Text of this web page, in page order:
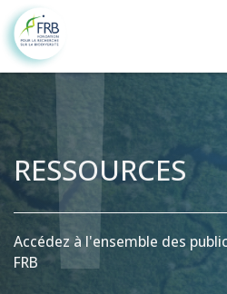
RESSOURCES
Accédez à l'ensemble des
FRB